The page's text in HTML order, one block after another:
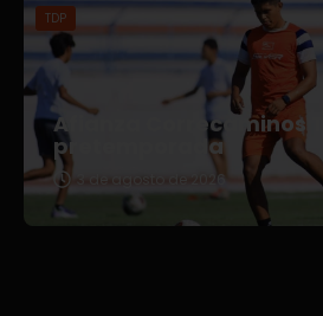
TDP
Afianza Correcaminos
pretemporada
3 de agosto de 2026